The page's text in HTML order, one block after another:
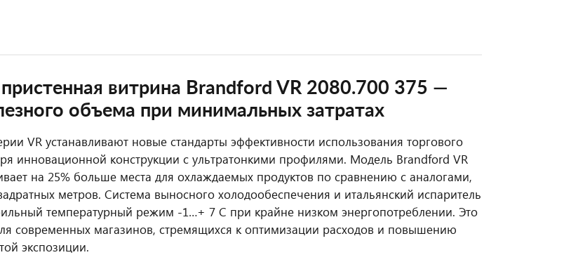
витрина Brandford VR 2080.700 375 —
объема при минимальных затратах
VR устанавливают новые стандарты эффективности использования торгового
инновационной конструкции с ультратонкими профилями. Модель Brandford VR
на 25% больше места для охлаждаемых продуктов по сравнению с аналогами,
метров. Система выносного холодообеспечения и итальянский испаритель
температурный режим -1…+ 7 С при крайне низком энергопотреблении. Это
современных магазинов, стремящихся к оптимизации расходов и повышению
экспозиции.